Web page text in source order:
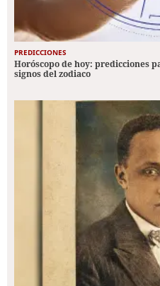
PREDICCIONES
Horóscopo de hoy: predicciones
signos del zodiaco